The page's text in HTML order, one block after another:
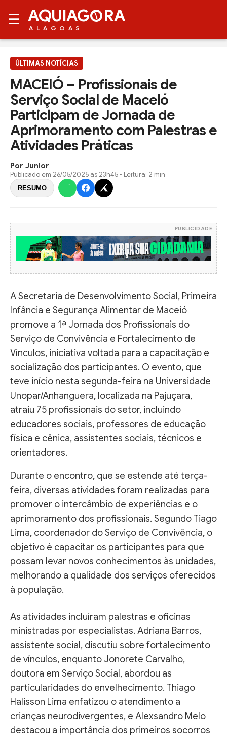
☰ AQUIAG RA
ALAGOAS
ÚLTIMAS NOTÍCIAS
MACEIÓ – Profissionais de
Serviço Social de Maceió
Participam de Jornada de
Aprimoramento com Palestras e
Atividades Práticas
Por Junior
Publicado em 26/05/2025 às 23h45 • Leitura: 2 min
RESUMO
PUBLICIDADE
A Secretaria de Desenvolvimento Social, Primeira
Infância e Segurança Alimentar de Maceió
promove a 1ª Jornada dos Profissionais do
Serviço de Convivência e Fortalecimento de
Vínculos, iniciativa voltada para a capacitação e
socialização dos participantes. O evento, que
teve início nesta segunda-feira na Universidade
Unopar/Anhanguera, localizada na Pajuçara,
atraiu 75 profissionais do setor, incluindo
educadores sociais, professores de educação
física e cênica, assistentes sociais, técnicos e
orientadores.
Durante o encontro, que se estende até terça-
feira, diversas atividades foram realizadas para
promover o intercâmbio de experiências e o
aprimoramento dos profissionais. Segundo Tiago
Lima, coordenador do Serviço de Convivência, o
objetivo é capacitar os participantes para que
possam levar novos conhecimentos às unidades,
melhorando a qualidade dos serviços oferecidos
à população.
As atividades incluíram palestras e oficinas
ministradas por especialistas. Adriana Barros,
assistente social, discutiu sobre fortalecimento
de vínculos, enquanto Jonorete Carvalho,
doutora em Serviço Social, abordou as
particularidades do envelhecimento. Thiago
Halisson Lima enfatizou o atendimento a
crianças neurodivergentes, e Alexsandro Melo
destacou a importância dos primeiros socorros